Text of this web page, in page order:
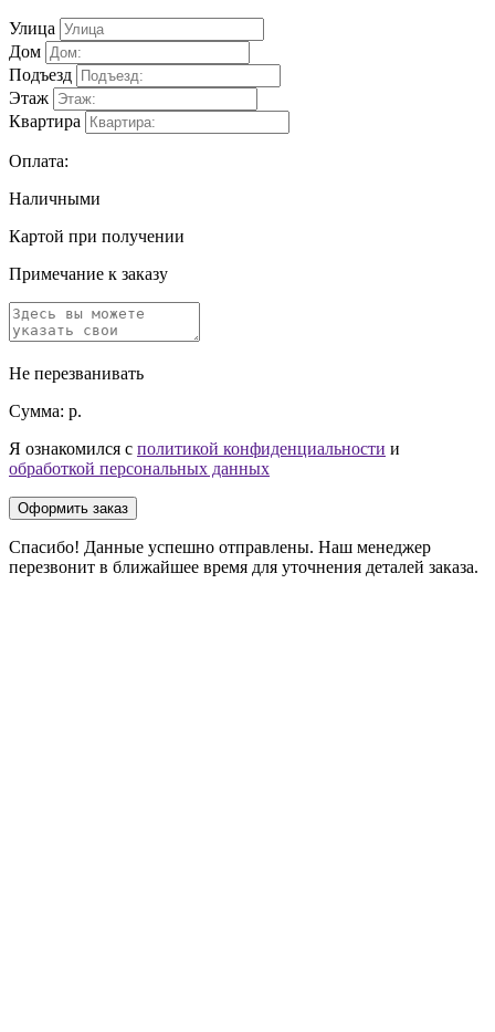
Улица
Дом
Подъезд
Этаж
Квартира
Оплата:
Наличными
Картой при получении
Примечание к заказу
Не перезванивать
Сумма: р.
Я ознакомился с политикой конфиденциальности и
обработкой персональных данных
Оформить заказ
Спасибо! Данные успешно отправлены. Наш менеджер
перезвонит в ближайшее время для уточнения деталей заказа.